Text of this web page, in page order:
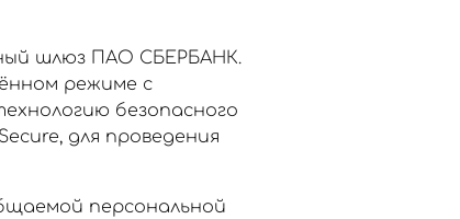
шлюз ПАО СБЕРБАНК.
режиме с
безопасного
для проведения
персональной